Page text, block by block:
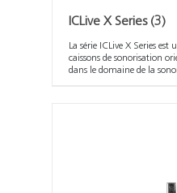
ICLive X Series (3)
La série ICLive X Series
caissons de sonorisation
dans le domaine de la